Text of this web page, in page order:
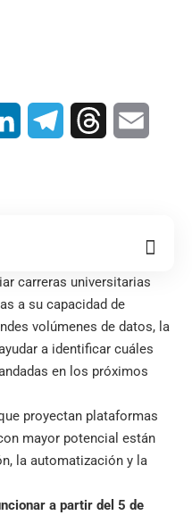
LinkedIn TelegramThreads
carreras universitarias
a su capacidad de
volúmenes de datos, la
a identificar cuáles
en los próximos
proyectan plataformas
mayor potencial están
la automatización y la
a partir del 5 de